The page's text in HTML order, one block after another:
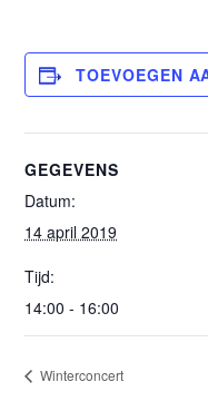
TOEVOEGEN
GEGEVENS
Datum:
14 april 2019
Tijd:
14:00 - 16:00
Winterconcert